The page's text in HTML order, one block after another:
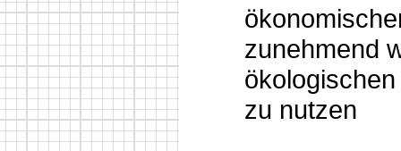
zunehmend
zu nutzen